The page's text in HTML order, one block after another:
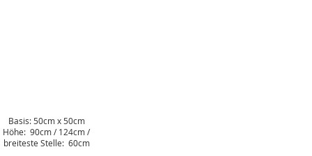
Basis: 50cm x 50cm
Höhe: 90cm / 124cm /
breiteste Stelle: 60cm